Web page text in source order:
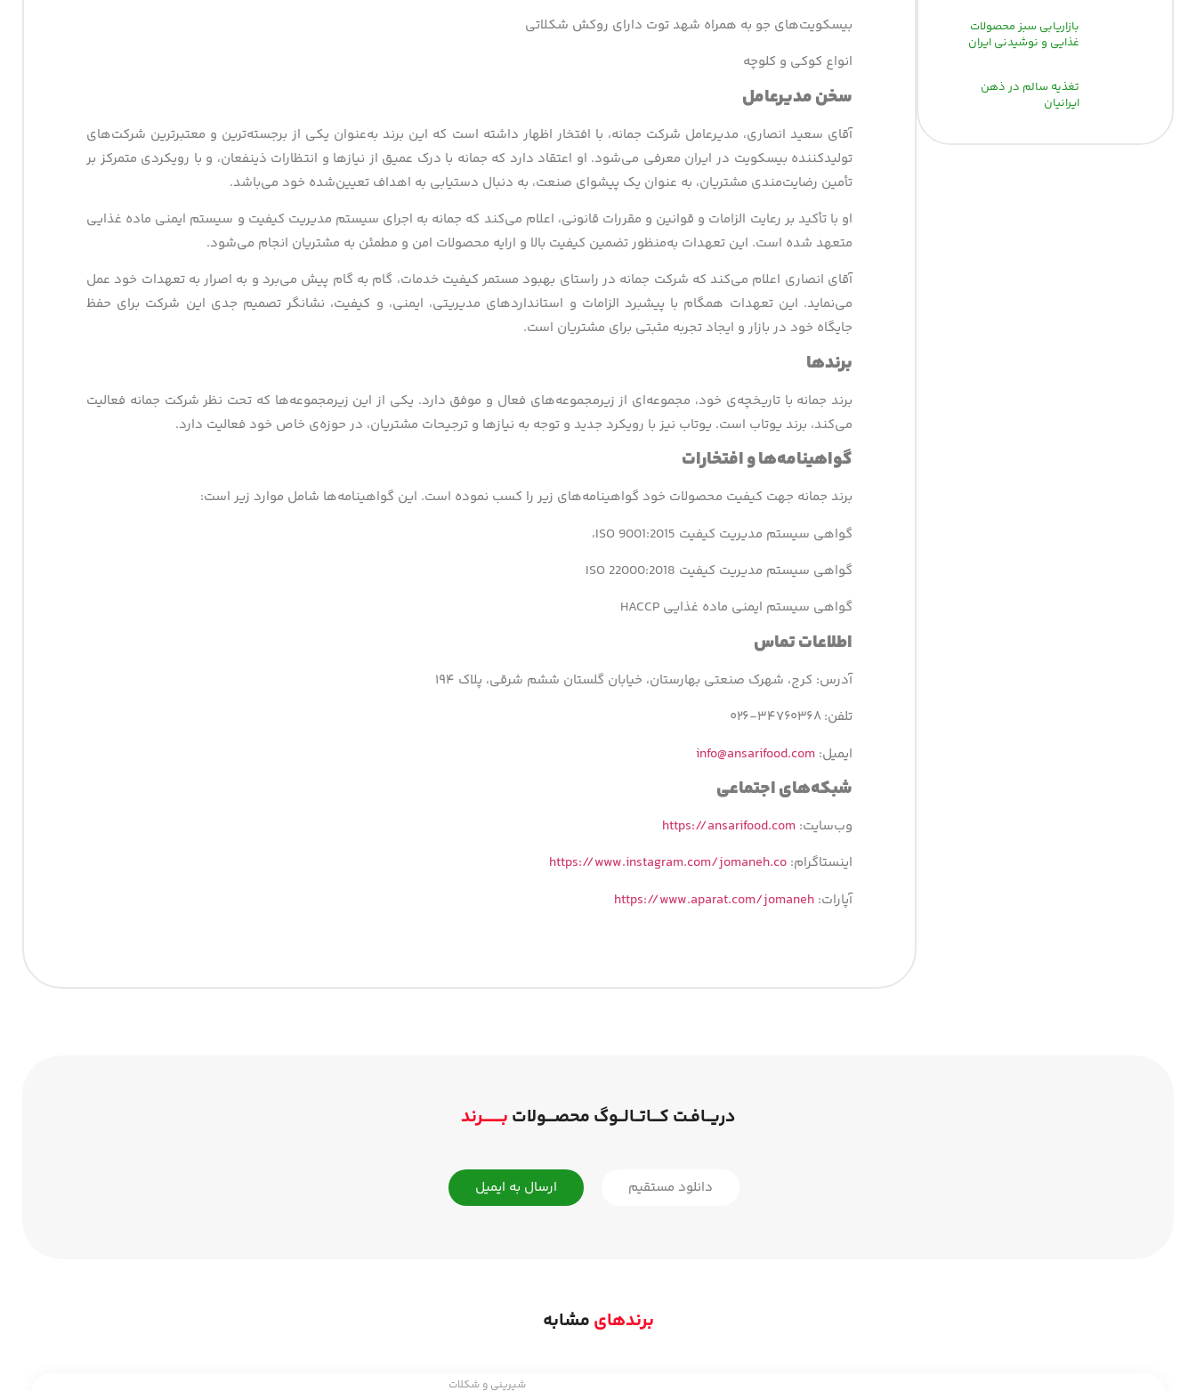
بازاریابی سبز محصولات
غذایی و نوشیدنی ایران
تغذیه سالم در ذهن
ایرانیان
بیسکویت‌های جو به همراه شهد توت دارای روکش شکلاتی
انواع کوکی و کلوچه
سخن مدیرعامل
آقای سعید انصاری، مدیرعامل شرکت جمانه، با افتخار اظهار داشته است که این برند به‌عنوان یکی از برجسته‌ترین و معتبرترین شرکت‌های
تولیدکننده بیسکویت در ایران معرفی می‌شود. او اعتقاد دارد که جمانه با درک عمیق از نیازها و انتظارات ذینفعان، و با رویکردی متمرکز بر
تأمین رضایت‌مندی مشتریان، به عنوان یک پیشوای صنعت، به دنبال دستیابی به اهداف تعیین‌شده خود می‌باشد.
او با تأکید بر رعایت الزامات و قوانین و مقررات قانونی، اعلام می‌کند که جمانه به اجرای سیستم مدیریت کیفیت و سیستم ایمنی ماده غذایی
متعهد شده است. این تعهدات به‌منظور تضمین کیفیت بالا و ارایه محصولات امن و مطمئن به مشتریان انجام می‌شود.
آقای انصاری اعلام می‌کند که شرکت جمانه در راستای بهبود مستمر کیفیت خدمات، گام به گام پیش می‌برد و به اصرار به تعهدات خود عمل
می‌نماید. این تعهدات همگام با پیشبرد الزامات و استانداردهای مدیریتی، ایمنی، و کیفیت، نشانگر تصمیم جدی این شرکت برای حفظ
جایگاه خود در بازار و ایجاد تجربه مثبتی برای مشتریان است.
برندها
برند جمانه با تاریخچه‌ی خود، مجموعه‌ای از زیرمجموعه‌های فعال و موفق دارد. یکی از این زیرمجموعه‌ها که تحت نظر شرکت جمانه فعالیت
می‌کند، برند یوتاب است. یوتاب نیز با رویکرد جدید و توجه به نیازها و ترجیحات مشتریان، در حوزه‌ی خاص خود فعالیت دارد.
گواهینامه­‌ها و افتخارات
برند جمانه جهت کیفیت محصولات خود گواهینامه‌های زیر را کسب نموده است. این گواهینامه‌ها شامل موارد زیر است:
گواهی سیستم مدیریت کیفیت ISO 9001:2015،
گواهی سیستم مدیریت کیفیت ISO 22000:2018
گواهی سیستم ایمنی ماده غذایی HACCP
اطلاعات تماس
آدرس: کرج، شهرک صنعتی بهارستان، خیابان گلستان ششم شرقی، پلاک ۱۹۴
تلفن: ۳۴۷۶۰۳۶۸-۰۲۶
ایمیل: info@ansarifood.com
شبکه­‌های اجتماعی
وب‌سایت: https://ansarifood.com
اینستاگرام: https://www.instagram.com/jomaneh.co
آپارات: https://www.aparat.com/jomaneh
دریــافـت کـــاتــالــوگ محصـــولاتبـــــــرند
دانلود مستقیم ارسال به ایمیل
برندهایمشابه
شیرینی و شکلات